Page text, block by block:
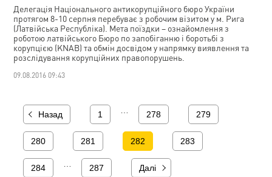
Делегація Національного антикорупційного бюро України
протягом 8-10 серпня перебуває з робочим візитом у м. Рига
(Латвійська Республіка). Мета поїздки – ознайомлення з
роботою латвійського Бюро по запобіганню і боротьбі з
корупцією (KNAB) та обмін досвідом у напрямку виявлення та
розслідування корупційних правопорушень.
09.08.2016 09:43
Назад 1 278 279
280 281 282 283
284 287 Далі